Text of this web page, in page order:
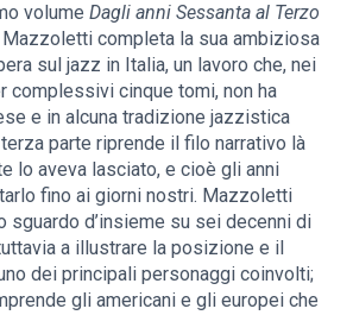
volumeDagli anni Sessanta al Terzo
Mazzoletti completa la sua ambiziosa
sul jazz in Italia, un lavoro che, nei
complessivi cinque tomi, non ha
e in alcuna tradizione jazzistica
parte riprende il filo narrativo là
lo aveva lasciato, e cioè gli anni
fino ai giorni nostri. Mazzoletti
sguardo d’insieme su sei decenni di
a illustrare la posizione e il
dei principali personaggi coinvolti;
gli americani e gli europei che